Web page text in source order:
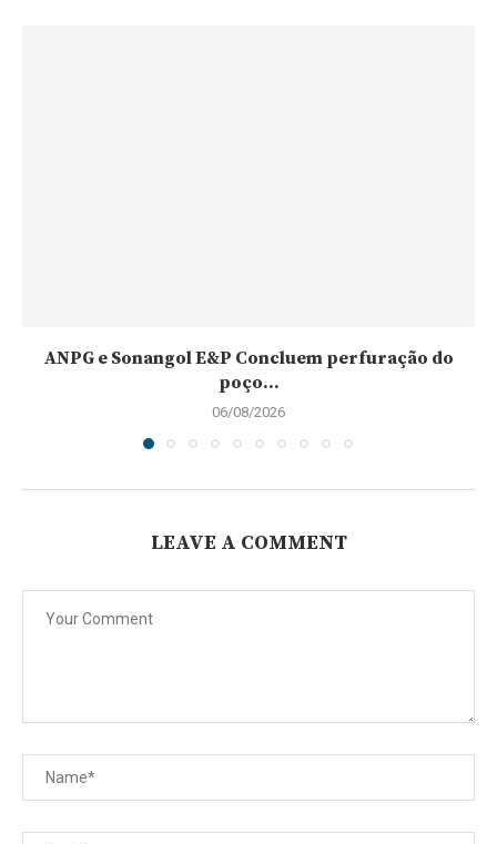
ANPG e Sonangol E&P Concluem perfuração do
poço...
06/08/2026
LEAVE A COMMENT